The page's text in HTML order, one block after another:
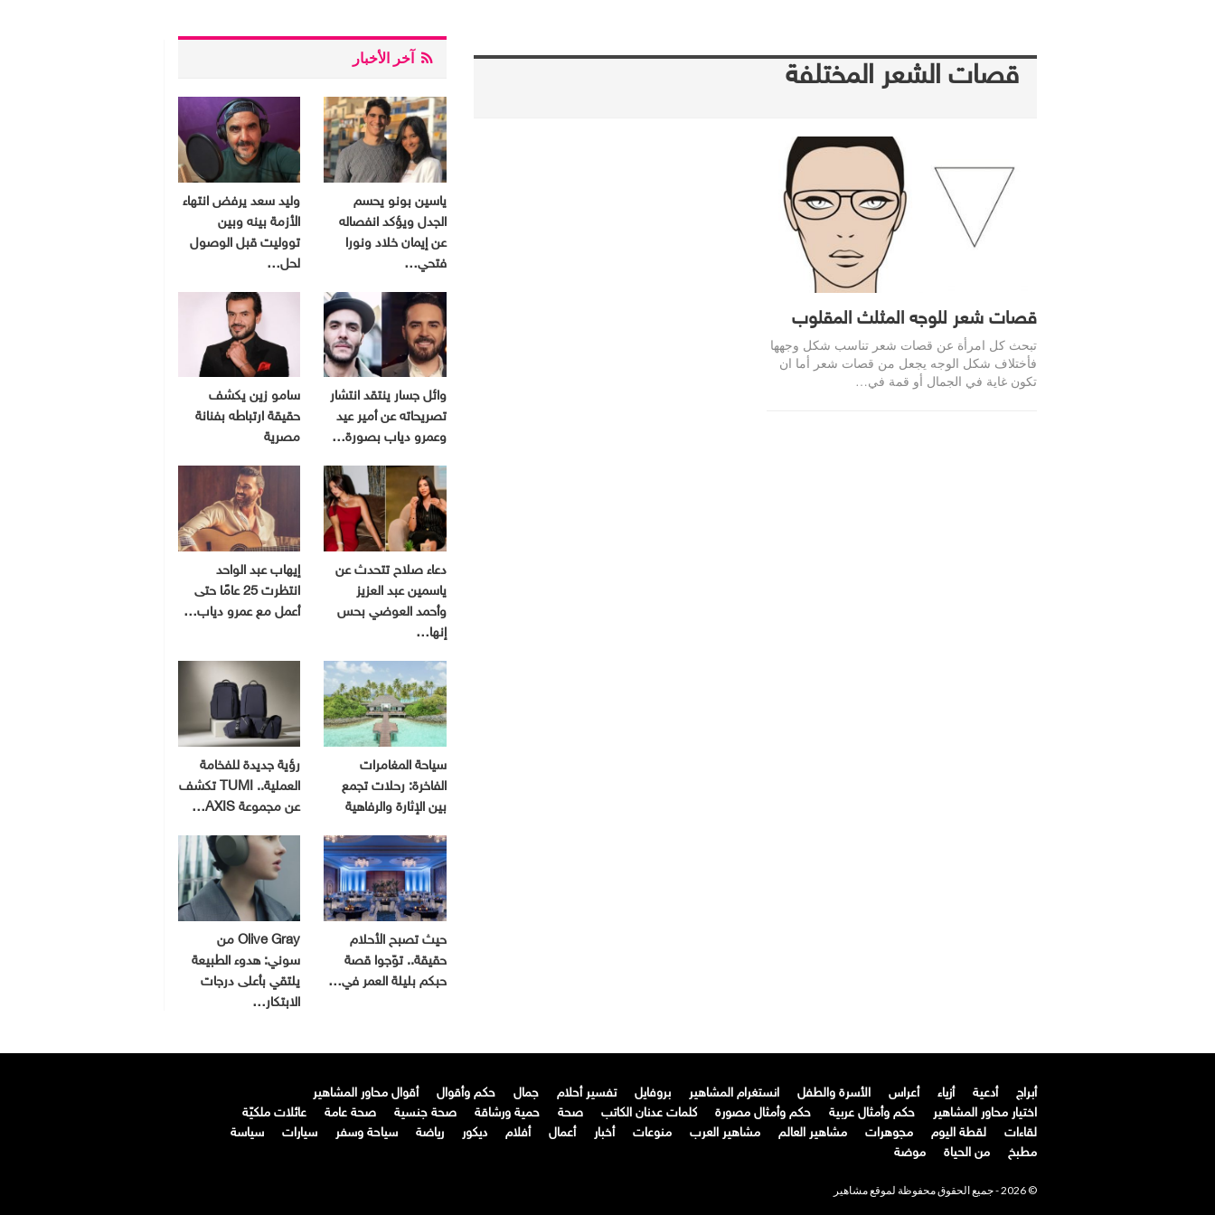
قصات الشعر المختلفة
قصات شعر للوجه المثلث المقلوب
تبحث كل امرأة عن قصات شعر تناسب شكل وجهها
فأختلاف شكل الوجه يجعل من قصات شعر أما ان
تكون غاية في الجمال أو قمة في…
آخر الأخبار
ياسين بونو يحسم
الجدل ويؤكد انفصاله
عن إيمان خلاد ونورا
فتحي…
وليد سعد يرفض انتهاء
الأزمة بينه وبين
تووليت قبل الوصول
لحل…
وائل جسار ينتقد انتشار
تصريحاته عن أمير عيد
وعمرو دياب بصورة…
سامو زين يكشف
حقيقة ارتباطه بفنانة
مصرية
دعاء صلاح تتحدث عن
ياسمين عبد العزيز
وأحمد العوضي بحس
إنها…
إيهاب عبد الواحد
انتظرت 25 عامًا حتى
أعمل مع عمرو دياب…
سياحة المغامرات
الفاخرة: رحلات تجمع
بين الإثارة والرفاهية
رؤية جديدة للفخامة
العملية.. TUMI تكشف
عن مجموعة AXIS…
حيث تصبح الأحلام
حقيقة.. توّجوا قصة
حبكم بليلة العمر في…
Olive Gray من
سوني: هدوء الطبيعة
يلتقي بأعلى درجات
الابتكار…
أبراج أدعية أزياء أعراس الأسرة والطفل انستغرام المشاهير بروفايل تفسير أحلام جمال حكم وأقوال
أقوال محاور المشاهير
اختيار محاور المشاهير
حكم وأمثال عربية حكم وأمثال مصورة كلمات عدنان الكاتب صحة حمية ورشاقة صحة جنسية صحة عامة
عائلات ملكيّة
لقاءات
لقطة اليوم مجوهرات مشاهير العالم مشاهير العرب منوعات أخبار أعمال أفلام ديكور رياضة سياحة وسفر سيارات
سياسة
مطبخ
من الحياة موضة
© 2026 - جميع الحقوق محفوظة لموقع مشاهير